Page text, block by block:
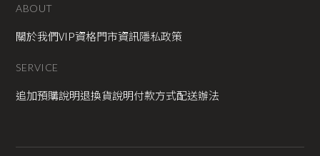
ABOUT
關於我們VIP資格門市資訊隱私政策
SERVICE
追加預購說明退換貨說明付款方式配送辦法